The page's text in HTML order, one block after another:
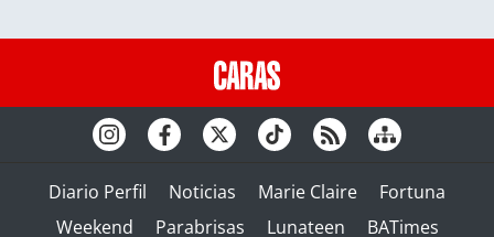
Diario Perfil Noticias Marie Claire
Fortuna
Weekend
Parabrisas Lunateen BATimes